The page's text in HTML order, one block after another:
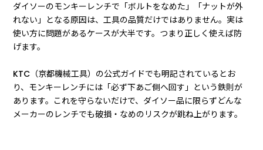
ダイソーのモンキーレンチで「ボルトをなめた」「ナットが外
れない」となる原因は、工具の品質だけではありません。実は
使い方に問題があるケースが大半です。つまり正しく使えば防
げます。
KTC（京都機械工具）の公式ガイドでも明記されているとお
り、モンキーレンチには「必ず下あご側へ回す」という鉄則が
あります。これを守らないだけで、ダイソー品に限らずどんな
メーカーのレンチでも破損・なめのリスクが跳ね上がります。